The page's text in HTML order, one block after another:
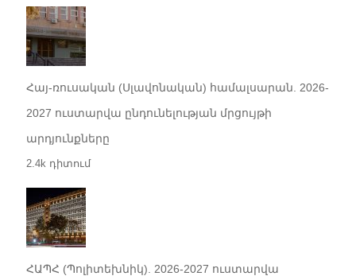
Հայ-ռուսական (Սլավոնական) համալսարան. 2026-
2027 ուստարվա ընդունելության մրցույթի
արդյունքները
2.4k դիտում
ՀԱՊՀ (Պոլիտեխնիկ). 2026-2027 ուստարվա